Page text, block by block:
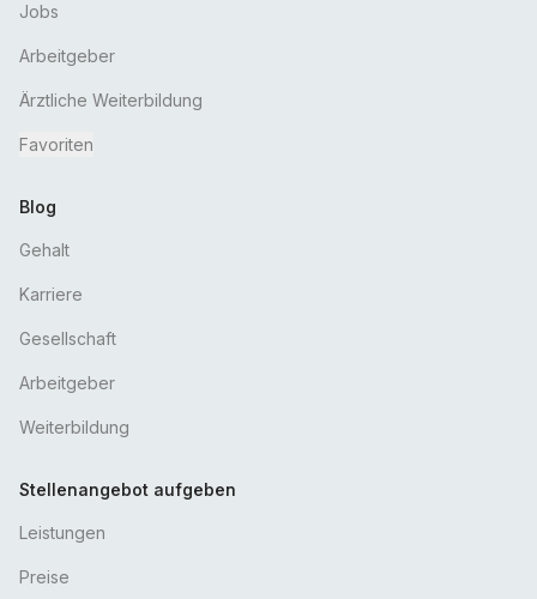
Jobs
Arbeitgeber
Ärztliche Weiterbildung
Favoriten
Blog
Gehalt
Karriere
Gesellschaft
Arbeitgeber
Weiterbildung
Stellenangebot aufgeben
Leistungen
Preise